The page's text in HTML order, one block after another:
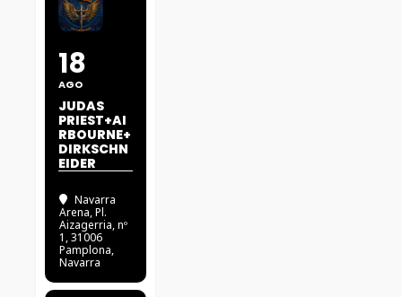
18
AGO
JUDAS
PRIEST+AI
RBOURNE+
DIRKSCHN
EIDER
Navarra
Arena, Pl.
Aizagerria, nº
1, 31006
Pamplona,
Navarra